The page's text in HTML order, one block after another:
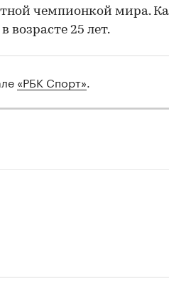
чемпионкой мира.
возрасте 25 лет.
«РБК Спорт»